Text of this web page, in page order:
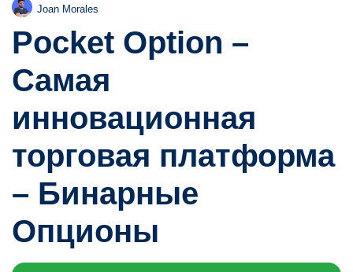
Joan Morales
Pocket Option –
Самая
инновационная
торговая платформа
– Бинарные
Опционы